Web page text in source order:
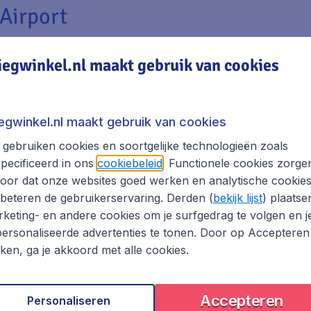
is een van de drukste vliegvelden van Duitsland. Dat
bestemming München, populair voor stedentrips
jouw reis zo comfortabel mogelijk te laten verlopen:
waar je gebruik van kunt maken. Er bevindt zich
verschillende bagagekluizen waar je je spullen tijdelijk
- Internet voorziening beschikbaar gesteld.
maakt gebruik van cookies
maakt gebruik van cookies
gebruiken cookies en soortgelijke technologieën zoals
in ons cookiebeleid. Functionele cookies
dat onze websites goed werken en analytische cookies
de gebruikerservaring. Derden (bekijk lijst)
en andere cookies om je surfgedrag te volgen en
advertenties te tonen. Door op
ga je akkoord met alle cookies.
Accepteren
Personaliseren